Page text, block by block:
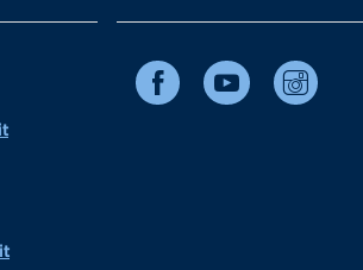
Facebook Youtube